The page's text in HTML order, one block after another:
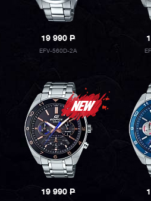
19 990P
EFV-560D-2A
19 990P